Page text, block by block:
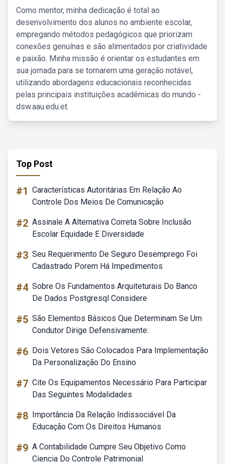
Como mentor, minha dedicação é total ao
desenvolvimento dos alunos no ambiente escolar,
empregando métodos pedagógicos que priorizam
conexões genuínas e são alimentados por criatividade
e paixão. Minha missão é orientar os estudantes em
sua jornada para se tornarem uma geração notável,
utilizando abordagens educacionais reconhecidas
pelas principais instituições acadêmicas do mundo -
dsw.aau.edu.et.
Top Post
#1 Características Autoritárias Em Relação Ao
Controle Dos Meios De Comunicação
#2 Assinale A Alternativa Correta Sobre Inclusão
Escolar Equidade E Diversidade
#3 Seu Requerimento De Seguro Desemprego Foi
Cadastrado Porem Há Impedimentos
#4 Sobre Os Fundamentos Arquiteturais Do Banco
De Dados Postgresql Considere
#5 São Elementos Básicos Que Determinam Se Um
Condutor Dirige Defensivamente:
#6 Dois Vetores São Colocados Para Implementação
Da Personalização Do Ensino
#7 Cite Os Equipamentos Necessário Para Participar
Das Seguintes Modalidades
#8 Importância Da Relação Indissociável Da
Educação Com Os Direitos Humanos
#9 A Contabilidade Cumpre Seu Objetivo Como
Ciencia Do Controle Patrimonial